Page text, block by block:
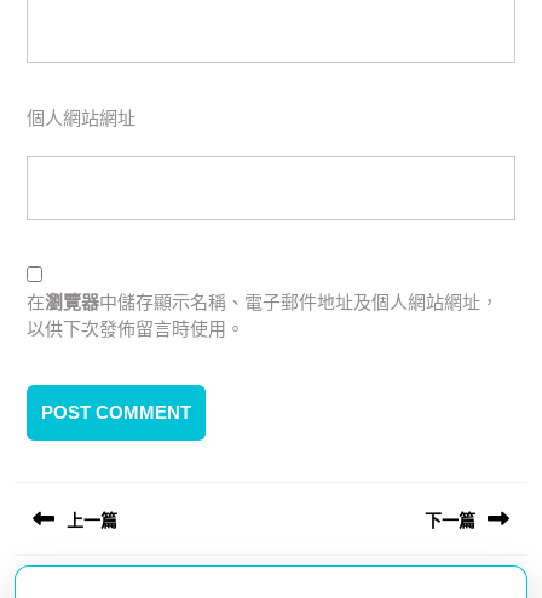
個人網站網址
在瀏覽器中儲存顯示名稱、電子郵件地址及個人網站網址，
以供下次發佈留言時使用。
文
章
上一篇
Previous
下一篇